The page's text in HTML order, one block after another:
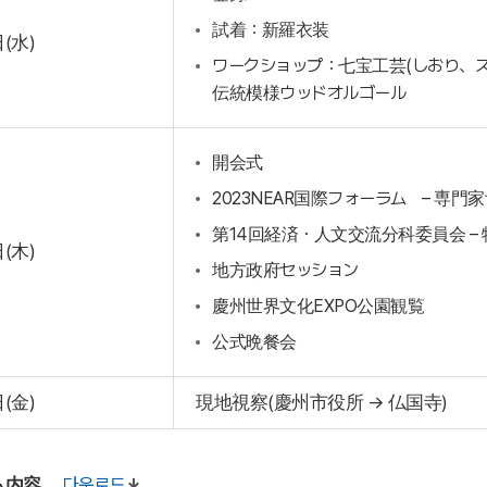
(水)
試着：新羅衣装
ワークショップ：七宝工芸(しおり、
伝統模様ウッドオルゴール
(木)
開会式
2023NEAR国際フォーラム – 専門家
第14回経済・人文交流分科委員会 –
地方政府セッション
慶州世界文化EXPO公園観覧
公式晩餐会
(金) 現地視察(慶州市役所 → 仏国寺)